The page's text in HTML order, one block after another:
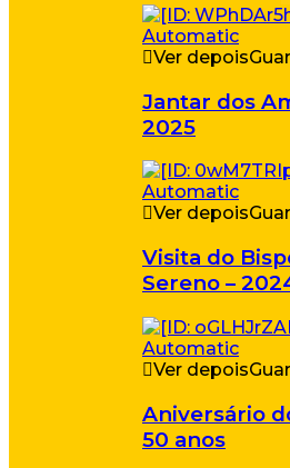
Ver depois
Jantar dos
2025
Ver depois
Visita do
Sereno –
Ver depois
Aniversário
50 anos